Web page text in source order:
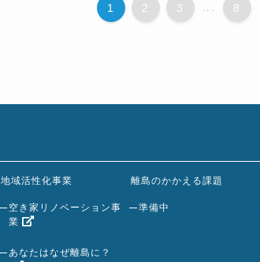
1 2 3 ... 8
地域活性化事業
空き家リノベーション事
業
あなたはなぜ離島に？
離島のかかえる課題
準備中